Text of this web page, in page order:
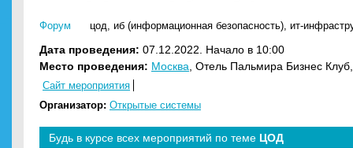
Форум цод, иб (информационная безопасность), ит-
Дата проведения: 07.12.2022. Начало в 10:00
Место проведения: Москва , Отель Пальмира Бизнес
Сайт мероприятия
Организатор: Открытые системы
Будь в курсе всех мероприятий по теме ЦОД